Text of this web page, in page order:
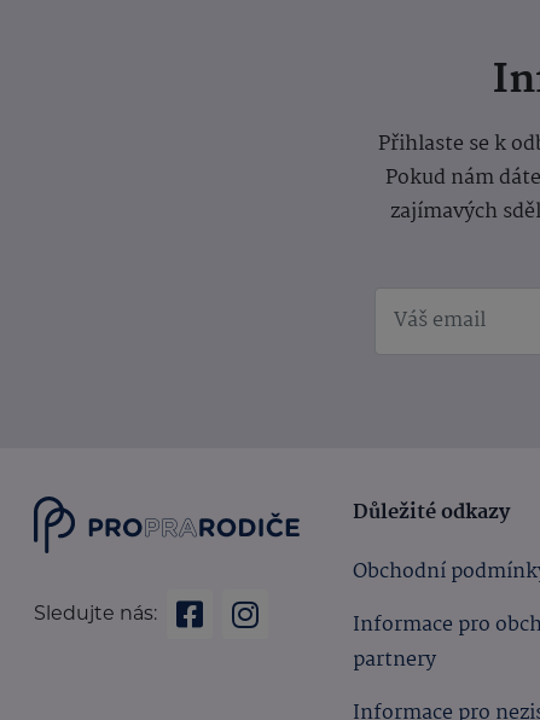
Přihlaste se k
Pokud nám
zajímavých
Sledujte nás:
Důležité odkazy
Obchodní
Informace pro
partnery
Informace pro